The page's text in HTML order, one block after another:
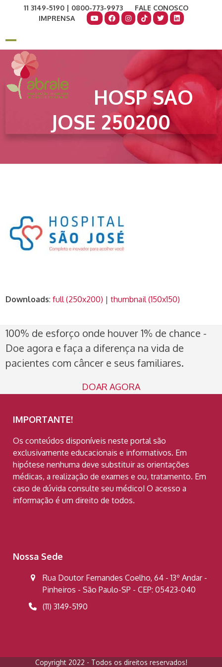
11 3149-5190 | 0800-773-9973
FALE CONOSCO
IMPRENSA
Open
mobile
menu
Close
mobile
menu
HOSP SAO
JOSE 250200
Downloads:full (250x200) |thumbnail (150x150)
100% de esforço onde houver 1% de chance -
Doe agora e faça a diferença na vida de
pacientes com câncer e seus familiares.
DOAR AGORA
IMPORTANTE!
Os conteúdos disponíveis neste portal são
exclusivamente educacionais e informativos. Em
hipótese nenhuma deve substituir as orientações
médicas, a realização de exames e ou, tratamento. Em
caso de dúvida consulte seu médico! O acesso a
informação é um direito de todos.
Nossa Sede
Rua Doutor Fernandes Coelho, 64 - 13º Andar -
Pinheiros - São Paulo-SP - CEP: 05423-040
(11) 3149-5190
Copyright 2022 - Todos os direitos reservados!